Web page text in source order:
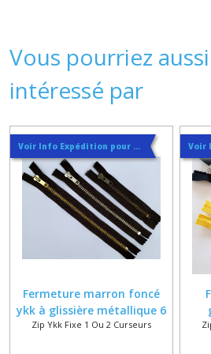
Vous pourriez
intéressé par
Voir Info Expédition pour Régler les Frais de Port au Meilleur Prix , En haut d'ecran à Droite
Fermeture marron foncé
ykk à glissière métallique 6
mm spécial vêtement
Zip Ykk Fixe 1 Ou 2 Curseurs